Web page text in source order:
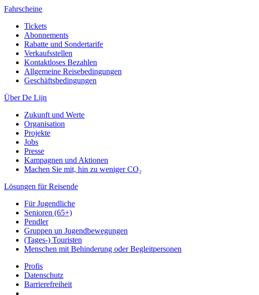
Fahrscheine
Tickets
Abonnements
Rabatte und Sondertarife
Verkaufsstellen
Kontaktloses Bezahlen
Allgemeine Reisebedingungen
Geschäftsbedingungen
Über De Lijn
Zukunft und Werte
Organisation
Projekte
Jobs
Presse
Kampagnen und Aktionen
Machen Sie mit, hin zu weniger CO₂
Lösungen für Reisende
Für Jugendliche
Senioren (65+)
Pendler
Gruppen un Jugendbewegungen
(Tages-) Touristen
Menschen mit Behinderung oder Begleitpersonen
Profis
Datenschutz
Barrierefreiheit